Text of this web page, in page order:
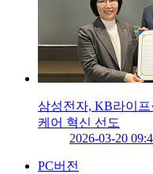
삼성전자, KB라이
케어 혁신 선도
2026-03-20
PC버전